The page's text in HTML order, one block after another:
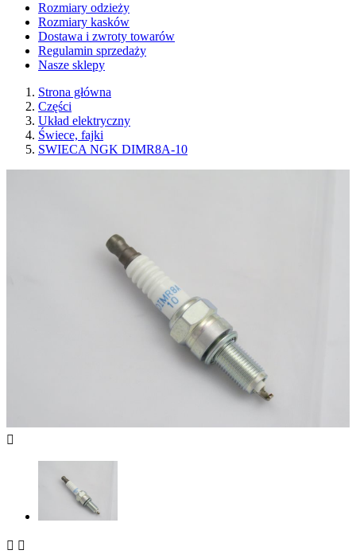
Rozmiary odzieży
Rozmiary kasków
Dostawa i zwroty towarów
Regulamin sprzedaży
Nasze sklepy
Strona główna
Części
Układ elektryczny
Świece, fajki
SWIECA NGK DIMR8A-10

 